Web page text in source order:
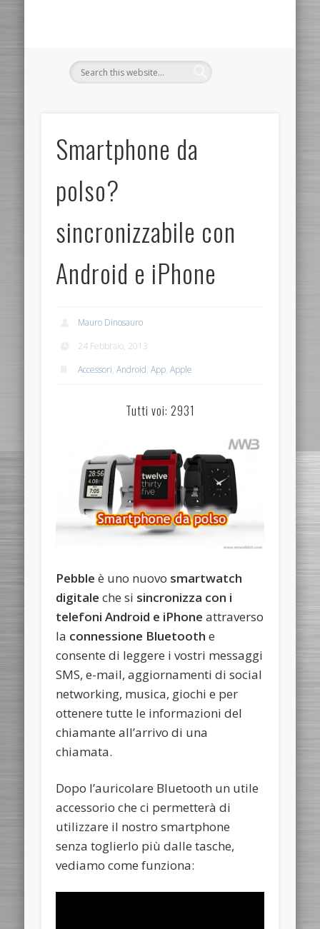
Smartphone da
polso?
sincronizzabile con
Android e iPhone
Mauro Dinosauro
24 Febbraio, 2013
Accessori,Android,App,Apple
Tutti voi: 2931
Pebble è uno nuovo smartwatch
digitale che si sincronizza con i
telefoni Android e iPhone attraverso
la connessione Bluetooth e
consente di leggere i vostri messaggi
SMS, e-mail, aggiornamenti di social
networking, musica, giochi e per
ottenere tutte le informazioni del
chiamante all’arrivo di una
chiamata.
Dopo l’auricolare Bluetooth un utile
accessorio che ci permetterà di
utilizzare il nostro smartphone
senza toglierlo più dalle tasche,
vediamo come funziona: